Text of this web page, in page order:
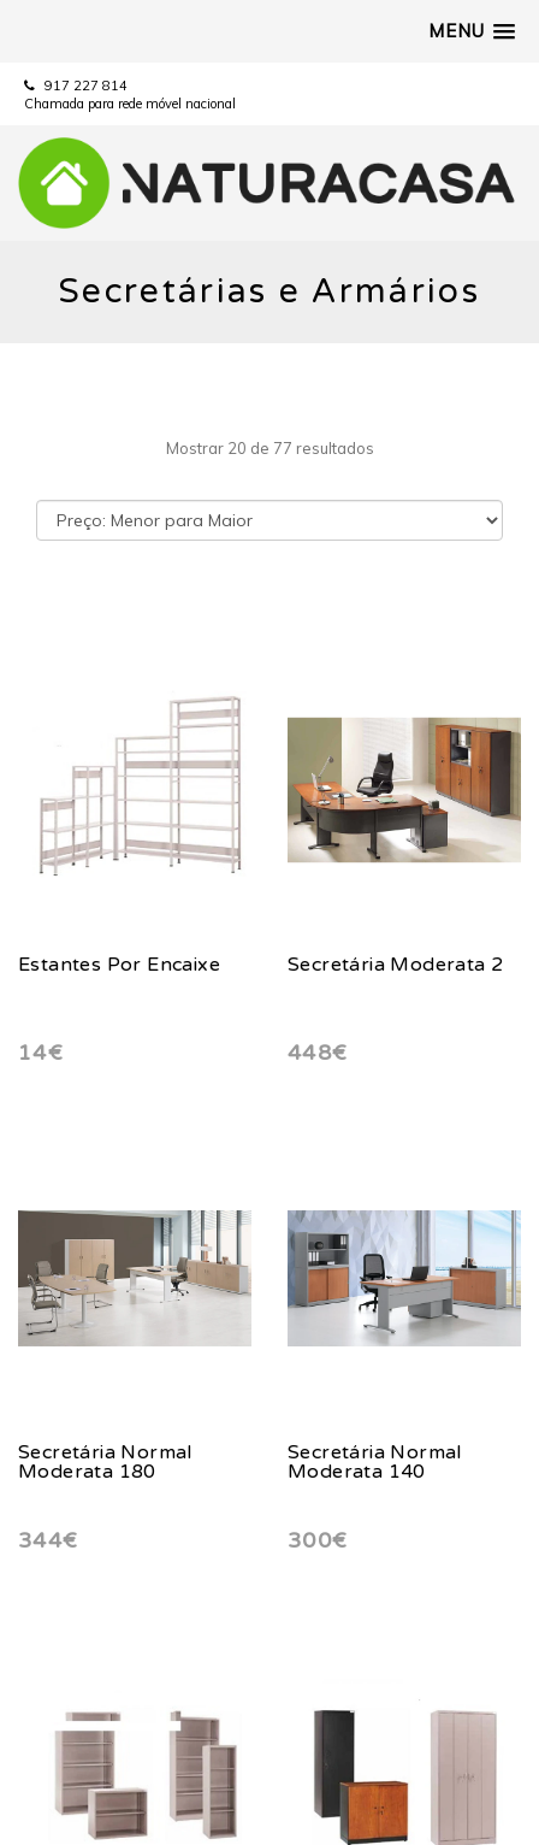
MENU
917 227 814
Chamada para rede móvel nacional
Secretárias e Armários
Mostrar 20 de 77 resultados
Estantes Por Encaixe
14€
Secretária Moderata 2
448€
Secretária Normal
Moderata 180
344€
Secretária Normal
Moderata 140
300€